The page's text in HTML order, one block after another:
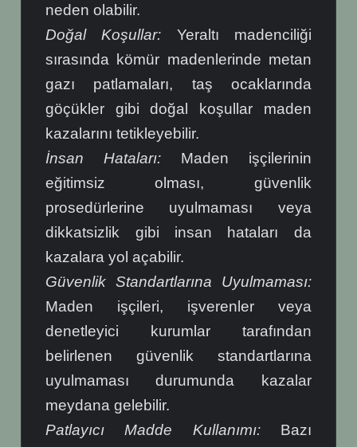
neden olabilir.
Doğal Koşullar: Yeraltı madenciliği
sırasında kömür madenlerinde metan
gazı patlamaları, taş ocaklarında
göçükler gibi doğal koşullar maden
kazalarını tetikleyebilir.
İnsan Hataları: Maden işçilerinin
eğitimsiz olması, güvenlik
prosedürlerine uyulmaması veya
dikkatsizlik gibi insan hataları da
kazalara yol açabilir.
Güvenlik Standartlarına Uyulmaması:
Maden işçileri, işverenler veya
denetleyici kurumlar tarafından
belirlenen güvenlik standartlarına
uyulmaması durumunda kazalar
meydana gelebilir.
Patlayıcı Madde Kullanımı:Bazı